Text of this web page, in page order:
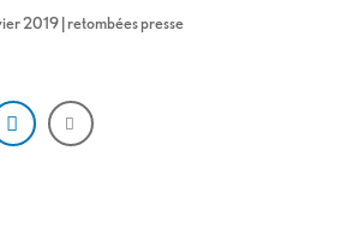
2019|retombées presse